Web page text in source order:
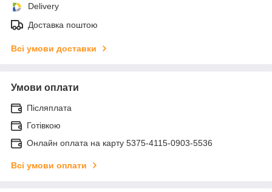
Delivery
Доставка поштою
Всі умови доставки
Умови оплати
Післяплата
Готівкою
Онлайн оплата на карту 5375-4115-0903-5536
Всі умови оплати